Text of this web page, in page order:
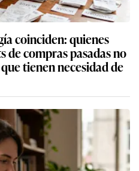
coinciden: quienes
de compras pasadas no
tienen necesidad de